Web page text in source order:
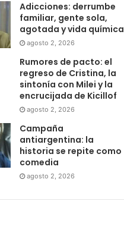
Adicciones: derrumbe
familiar, gente sola,
agotada y vida química
agosto 2, 2026
Rumores de pacto: el
regreso de Cristina, la
sintonía con Milei y la
encrucijada de Kicillof
agosto 2, 2026
Campaña
antiargentina: la
historia se repite como
comedia
agosto 2, 2026